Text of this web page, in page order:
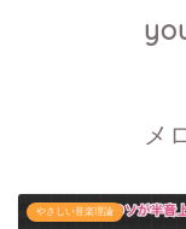
メ
やさしい音楽理論